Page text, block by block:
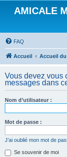
AMICALE
FAQ
Accueil Accueil
Vous devez vous
messages dans
Nom d’utilisateur :
Mot de passe :
J’ai oublié mon mot de
Se souvenir de moi